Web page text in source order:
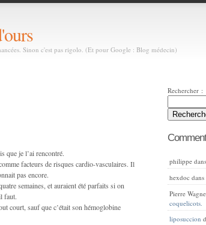
Sinon c'est pas rigolo. (Et pour Google : Blog médecin)
que je l’ai rencontré.
facteurs de risques cardio-vasculaires. Il
pas encore.
semaines, et auraient été parfaits si on
faut.
court, sauf que c’était son hémoglobine
Rechercher :
philippe
hexdoc dans
Pierre
coquelicots.
liposuccion